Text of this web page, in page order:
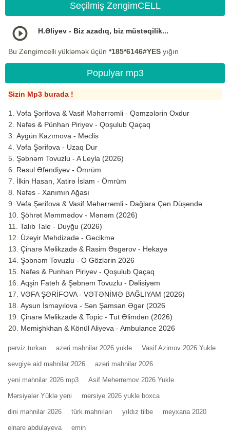
Seçilmiş ZengimCELL
H.Əliyev - Biz azadıq, biz müstəqilik...
Bu Zengimcelli yükləmək üçün *185*6146#YES yığın
Populyar mp3
Sizin Mp3 burada !
Vəfa Şərifova & Vasif Məhərrəmli - Qəmzələrin Oxdur
Nəfəs & Pünhan Piriyev - Qoşulub Qaçaq
Aygün Kazımova - Məclis
Vəfa Şərifova - Uzaq Dur
Şəbnəm Tovuzlu - A Leyla (2026)
Rəsul Əfəndiyev - Ömrüm
İlkin Hasan, Xatirə İslam - Ömrüm
Nəfəs - Xanımın Ağası
Vəfa Şərifova & Vasif Məhərrəmli - Dağlara Çən Düşəndə
Şöhrət Məmmədov - Mənəm (2026)
Talıb Tale - Duyğu (2026)
Üzeyir Mehdizadə - Gecikmə
Çinarə Məlikzadə & Rasim Əsgərov - Hekayə
Şəbnəm Tovuzlu - O Gözlərin 2026
Nəfəs & Punhan Piriyev - Qoşulub Qaçaq
Aqşin Fateh & Şəbnəm Tovuzlu - Dəlisiyəm
VƏFA ŞƏRİFOVA - VƏTƏNİMƏ BAĞLIYAM (2026)
Aysun İsmayılova - Sən Şamsan Əgər (2026
Çinarə Məlikzade & Topic - Tut Əlimdən (2026)
Memişhkhan & Könül Aliyeva - Ambulance 2026
perviz turkan azeri mahnilar 2026 yukle Vasif Azimov 2026 Yukle
sevgiye aid mahnilar 2026 azeri mahnilar 2026
yeni mahnilar 2026 mp3 Asif Meherremov 2026 Yukle
Mərsiyələr Yüklə yeni mersiye 2026 yukle boxca
dini mahnilar 2026 türk mahnıları yıldız tilbe meyxana 2020
elnare abdulayeva emin